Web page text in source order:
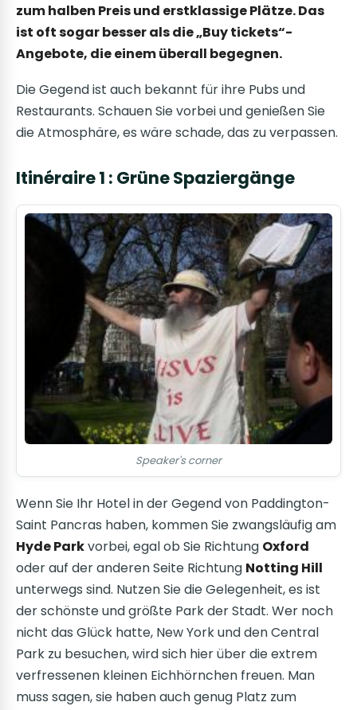
zum halben Preis und erstklassige Plätze. Das
ist oft sogar besser als die „Buy tickets“-
Angebote, die einem überall begegnen.
Die Gegend ist auch bekannt für ihre Pubs und
Restaurants. Schauen Sie vorbei und genießen Sie
die Atmosphäre, es wäre schade, das zu verpassen.
Itinéraire 1 : Grüne Spaziergänge
Speaker's corner
Wenn Sie Ihr Hotel in der Gegend von Paddington-
Saint Pancras haben, kommen Sie zwangsläufig am
Hyde Parkvorbei, egal ob Sie Richtung Oxford
oder auf der anderen Seite Richtung Notting Hill
unterwegs sind. Nutzen Sie die Gelegenheit, es ist
der schönste und größte Park der Stadt. Wer noch
nicht das Glück hatte, New York und den Central
Park zu besuchen, wird sich hier über die extrem
verfressenen kleinen Eichhörnchen freuen. Man
muss sagen, sie haben auch genug Platz zum